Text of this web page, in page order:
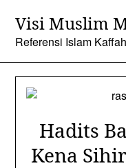
content
Visi Muslim
Referensi Islam Kaffah
Hadits
Kena